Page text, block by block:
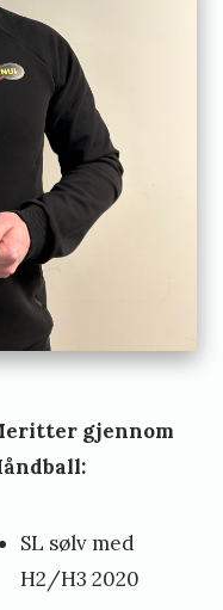
gjennom
SL sølv med
H2/H3 2020